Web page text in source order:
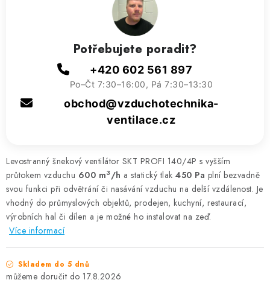
Levostranný šnekový ventilátor SKT PROFI 140/4P s vyšším
průtokem vzduchu 600 m3 /h a statický tlak 450 Pa plní bezvadně
svou funkci při odvětrání či nasávání vzduchu na delší vzdálenost. Je
vhodný do průmyslových objektů, prodejen, kuchyní, restaurací,
výrobních hal či dílen a je možné ho instalovat na zeď.
Více informací
Skladem do 5 dnů
17.8.2026
Potřebujete poradit?
+420 602 561 897
Po–Čt 7:30–16:00, Pá 7:30–13:30
obchod@vzduchotechnika-
ventilace.cz